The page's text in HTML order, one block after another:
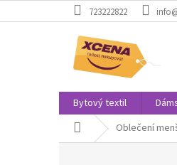
na
723222822
Bytový textil
Domů Oblečení